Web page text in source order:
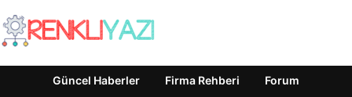
Güncel Haberler Firma Rehberi Forum